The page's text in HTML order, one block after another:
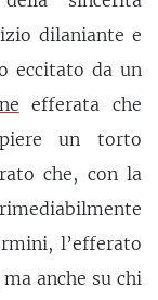
dilaniante e
eccitato da un
efferata che
un torto
che, con la
l’efferato
anche su chi